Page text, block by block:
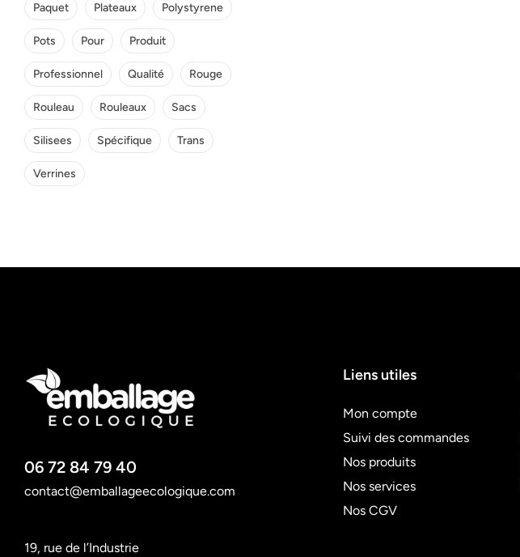
Paquet Plateaux Polystyrene
Pots Pour Produit
Professionnel Qualité Rouge
Rouleau Rouleaux Sacs
Silisees Spécifique Trans
Verrines
06 72 84 79 40
contact@emballageecologique.com
19, rue de l’Industrie
Liens utiles
Mon compte
Suivi des commandes
Nos produits
Nos services
Nos CGV